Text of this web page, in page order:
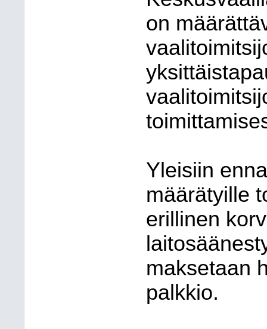
on
Yleisiin
määrätyille
erillinen
maksetaan
palkkio.